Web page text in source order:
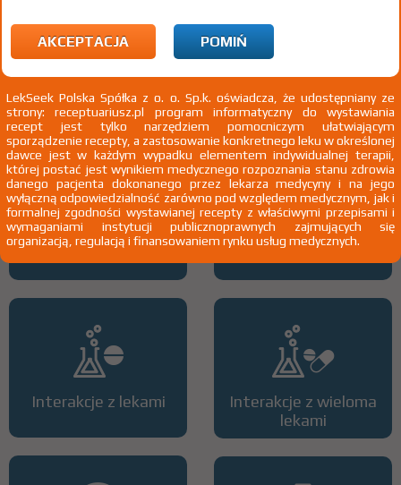
wskazania przy opisie leku) Wskazania pozarejestracyjne: Przewlekła
choroba nerek inna niż określona w ChPL - u dzieci do 18 rż.; leczenie
renoprotekcyjne w przypadkach innych niż określone w ChPL - u
dzieci do 18 rż.
2)Pacjenci 65+
3)Pacjenci do ukończenia 18 roku życia
Wszystkie dawki leku
Interakcje z lekami
ATC
Interakcje z wieloma
lekami
AKCEPTACJA POMIŃ
LekSeek Polska Spółka z o. o. Sp.k. oświadcza, że udostępniany ze
strony: receptuariusz.pl program informatyczny do wystawiania
recept jest tylko narzędziem pomocniczym ułatwiającym
sporządzenie recepty, a zastosowanie konkretnego leku w określonej
dawce jest w każdym wypadku elementem indywidualnej terapii,
której postać jest wynikiem medycznego rozpoznania stanu zdrowia
danego pacjenta dokonanego przez lekarza medycyny i na jego
wyłączną odpowiedzialność zarówno pod względem medycznym, jak i
formalnej zgodności wystawianej recepty z właściwymi przepisami i
wymaganiami instytucji publicznoprawnych zajmujących się
organizacją, regulacją i finansowaniem rynku usług medycznych.